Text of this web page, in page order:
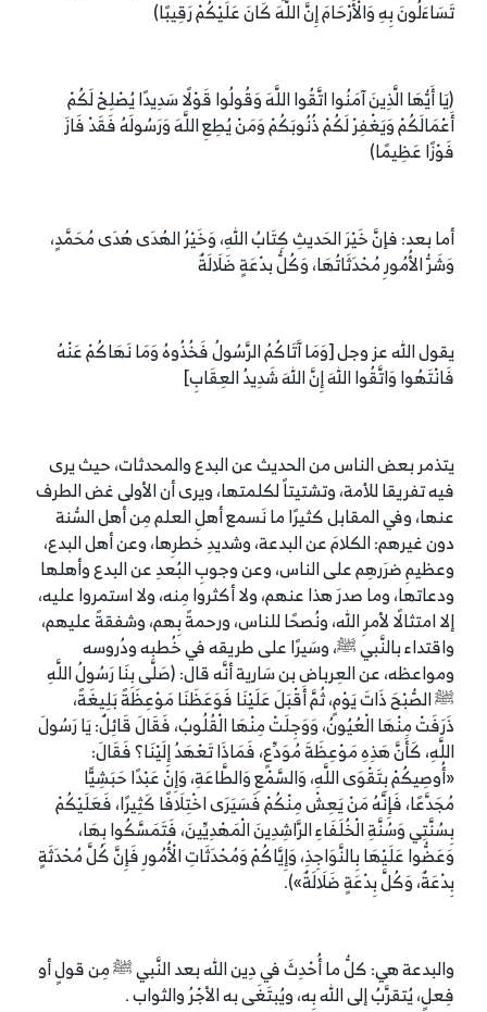
تَسَاءَلُونَ بِهِ وَالْأَرْحَامَ إِنَّ اللَّهَ كَانَ عَلَيْكُمْ رَقِيبًا)
(يَا أَيُّهَا الَّذِينَ آمَنُوا اتَّقُوا اللَّهَ وَقُولُوا قَوْلًا سَدِيدًا يُصْلِحْ لَكُمْ
أَعْمَالَكُمْ وَيَغْفِرْ لَكُمْ ذُنُوبَكُمْ وَمَنْ يُطِعِ اللَّهَ وَرَسُولَهُ فَقَدْ فَازَ
فَوْزًا عَظِيمًا)
أما بعد: فإنَّ خَيْرَ الحَديثِ كِتَابُ اللهِ، وَخَيْرُ الهُدَى هُدَى مُحَمَّدٍ،
وَشَرُّ الأُمُورِ مُحْدَثَاتُهَا، وَكُلُّ بدْعَةٍ ضَلَالَةٌ
يقول الله عز وجل [وَمَا آَتَاكُمُ الرَّسُولُ فَخُذُوهُ وَمَا نَهَاكُمْ عَنْهُ
فَانْتَهُوا وَاتَّقُوا اللهَ إِنَّ اللهَ شَدِيدُ العِقَابِ]
يتذمر بعض الناس من الحديث عن البدع والمحدثات، حيث يرى
فيه تفريقا للأمة، وتشتيتاً لكلمتها، ويرى أن الأولى غض الطرف
عنها، وفي المقابل كثيرًا ما نَسمع أهلِ العلم مِن أهل السُّنة
دون غيرهم: الكلامَ عن البدعة، وشديدِ خطرِها، وعن أهل البدع،
وعظيمِ ضرَرهِم على الناس، وعن وجوبِ البُعدِ عن البدع وأهلها
ودعاتها، وما صدرَ هذا عنهم، ولا أكثروا مِنه، ولا استمروا عليه،
إلا امتثالًا لأمرِ الله، ونُصحًا للناس، ورحمةً بِهم، وشفقةً عليهم،
واقتداء بالنَّبي ﷺ، وسَيرًا على طريقه في خُطبه ودُروسه
ومواعظه، عن العِرباض بن سَارية أنَّه قال: (صَلَّى بِنَا رَسُولُ اللَّهِ
ﷺ الصُّبْحَ ذَاتَ يَوْمٍ، ثُمَّ أَقْبَلَ عَلَيْنَا فَوَعَظَنَا مَوْعِظَةً بَلِيغَةً،
ذَرَفَتْ مِنْهَا الْعُيُونُ، وَوَجِلَتْ مِنْهَا الْقُلُوبُ، فَقَالَ قَائِلٌ: يَا رَسُولَ
اللَّهِ، كَأَنَّ هَذِهِ مَوْعِظَةَ مُوَدِّعٍ، فَمَاذَا تَعْهَدُ إِلَيْنَا؟ فَقَالَ:
«أُوصِيكُمْ بِتَقْوَى اللَّهِ، وَالسَّمْعِ وَالطَّاعَةِ، وَإِنْ عَبْدًا حَبَشِيًّا
مُجَدَّعًا، فَإِنَّهُ مَنْ يَعِشْ مِنْكُمْ فَسَيَرَى اخْتِلَافًا كَثِيرًا، فَعَلَيْكُمْ
بِسُنَّتِي وَسُنَّةِ الْخُلَفَاءِ الرَّاشِدِينَ الْمَهْدِيِّينَ، فَتَمَسَّكُوا بِهَا،
وَعَضُّوا عَلَيْهَا بِالنَّوَاجِذِ، وَإِيَّاكُمْ وَمُحْدَثَاتِ الْأُمُورِ فَإِنَّ كُلَّ مُحْدَثَةٍ
بِدْعَةٌ، وَكُلَّ بِدْعَةٍ ضَلَالَةٌ»).
والبدعة هي: كلُّ ما أُحْدِثَ في دِين الله بعد النَّبي ﷺ مِن قولٍ أو
فِعلٍ، يُتقرَّبُ إلى الله بِه، ويُبتَغَى به الأجْرُ والثواب .